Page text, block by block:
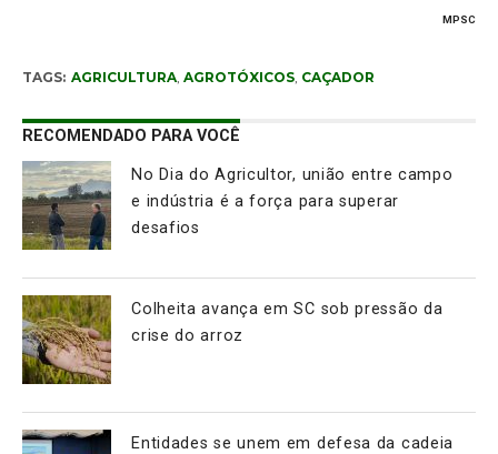
MPSC
TAGS: AGRICULTURA, AGROTÓXICOS, CAÇADOR
RECOMENDADO PARA VOCÊ
No Dia do Agricultor, união entre campo
e indústria é a força para superar
desafios
Colheita avança em SC sob pressão da
crise do arroz
Entidades se unem em defesa da cadeia